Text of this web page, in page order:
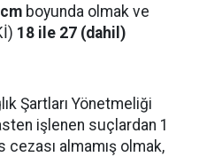
boyunda olmak ve
18 ile 27 (dahil)
Şartları Yönetmeliği
işlenen suçlardan 1
cezası almamış olmak,